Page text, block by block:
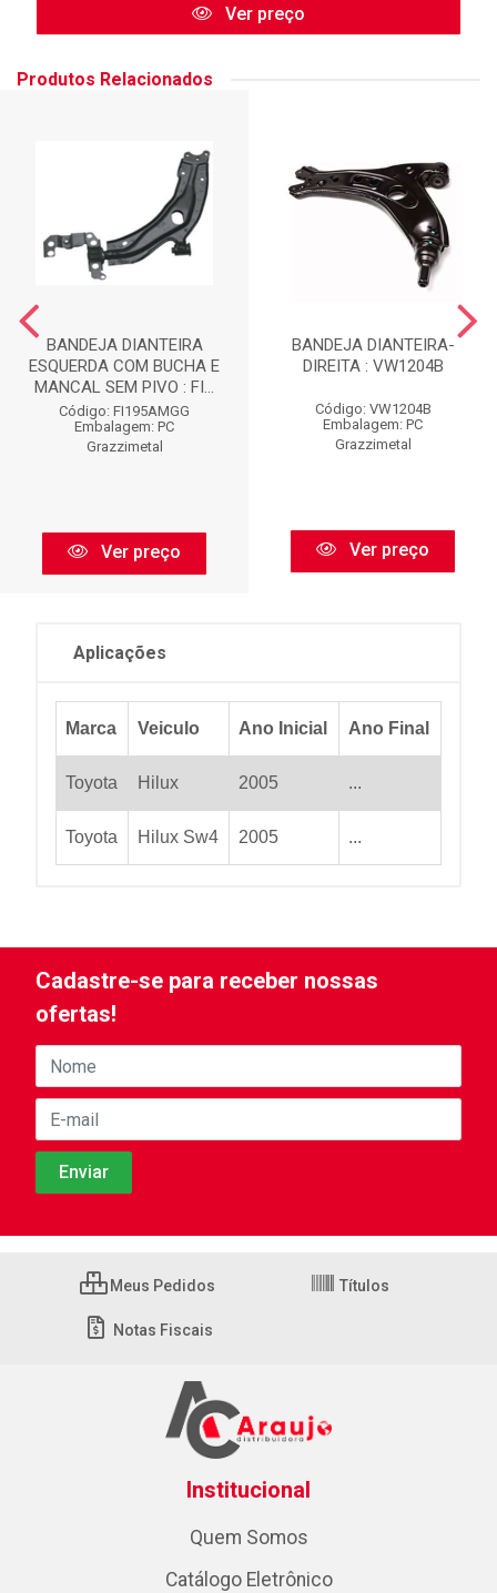
Ver preço
Produtos Relacionados
BANDEJA DIANTEIRA
ESQUERDA COM BUCHA E
MANCAL SEM PIVO : FI...
Código: FI195AMGG
Embalagem: PC
Grazzimetal
Ver preço
BANDEJA DIANTEIRA-
DIREITA : VW1204B
Código: VW1204B
Embalagem: PC
Grazzimetal
Ver preço
Aplicações
Marca Veiculo Ano Inicial Ano Final
Toyota Hilux 2005 ...
Toyota Hilux Sw4 2005 ...
Cadastre-se para receber nossas
ofertas!
Meus Pedidos Títulos
Notas Fiscais
Institucional
Quem Somos
Catálogo Eletrônico